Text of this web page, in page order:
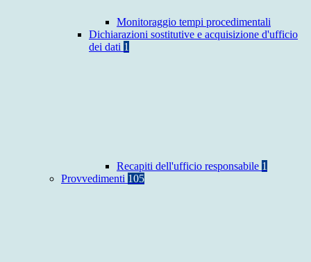
Monitoraggio tempi procedimentali
Dichiarazioni sostitutive e acquisizione d'ufficio
dei dati 1
Recapiti dell'ufficio responsabile 1
Provvedimenti 105